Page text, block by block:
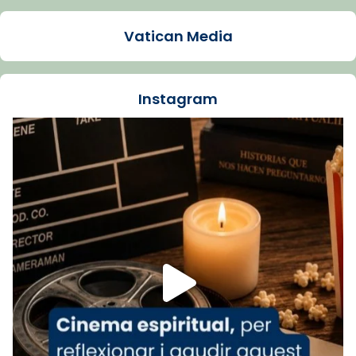
La Carmina va patir depressió. Fa gairebé
dos mesos, a l'Estadi Lluís Companys, la
Recupera l'entrevista comp
Vatican
tican News 👇
www.vaticannews.va/es/iglesia/news/2026-
07/carmina-historia-depresion-papa-viaje-
espana-testimoni...
Foto
View on Facebook · Share
Arquebisbat de Barcelona
2 weeks ago
Vatican Media
Instagram